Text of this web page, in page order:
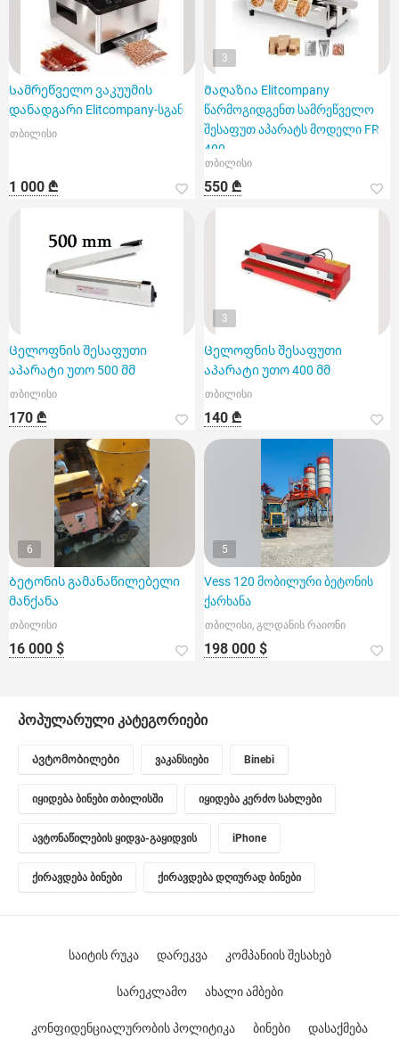
Სამრეწველო ვაკუუმის
დანადგარი Elitcompany-სგან
თბილისი
1 000 ₾
3
Მაღაზია Elitcompany
წარმოგიდგენთ სამრეწველო
შესაფუთ აპარატს მოდელი FR-
400
თბილისი
550 ₾
Ცელოფნის შესაფუთი
აპარატი უთო 500 მმ
თბილისი
170 ₾
3
Ცელოფნის შესაფუთი
აპარატი უთო 400 მმ
თბილისი
140 ₾
6
Ბეტონის გამანაწილებელი
მანქანა
თბილისი
16 000 $
5
Vess 120 მობილური ბეტონის
ქარხანა
თბილისი, გლდანის რაიონი
198 000 $
პოპულარული კატეგორიები
Ავტომობილები ვაკანსიები Binebi
იყიდება ბინები თბილისში იყიდება კერძო სახლები
ავტონაწილების ყიდვა-გაყიდვის iPhone
ქირავდება ბინები ქირავდება დღიურად ბინები
საიტის რუკა დარეკვა კომპანიის შესახებ
სარეკლამო ახალი ამბები
კონფიდენციალურობის პოლიტიკა ბინები დასაქმება